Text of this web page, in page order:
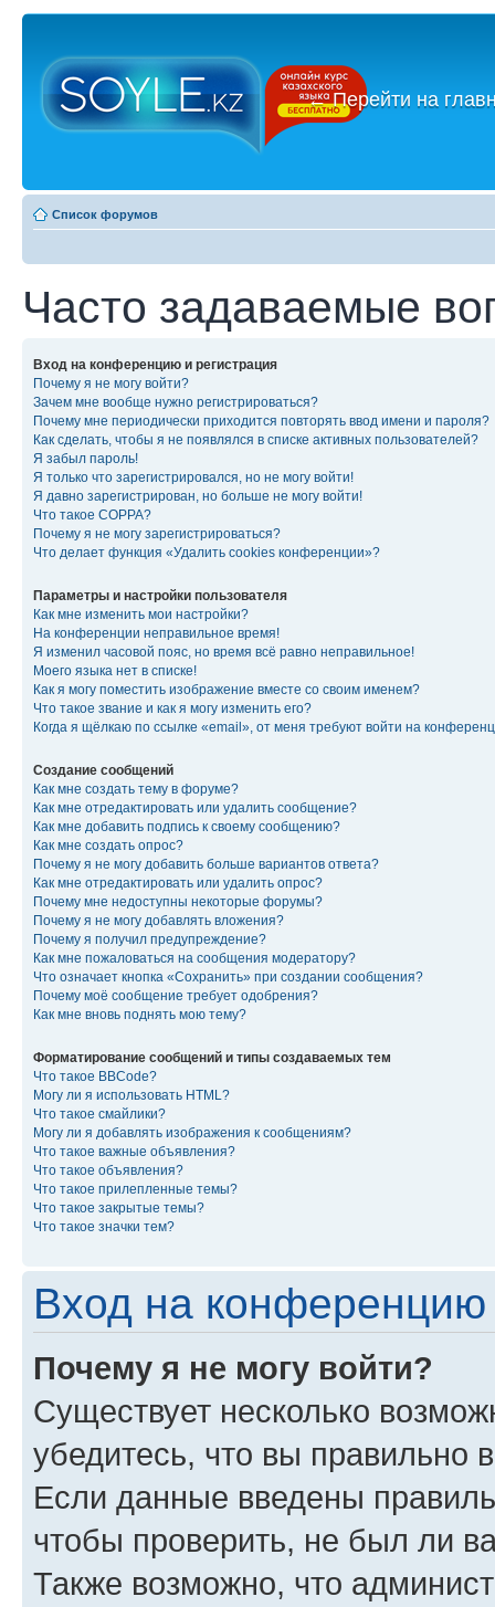
←Перейти на
Список форумов
Часто задаваемые
Вход на конференцию и регистрация
Почему я не могу войти?
Зачем мне вообще нужно регистрироваться?
Почему мне периодически приходится повторять ввод имени и пароля?
Как сделать, чтобы я не появлялся в списке активных пользователей?
Я забыл пароль!
Я только что зарегистрировался, но не могу войти!
Я давно зарегистрирован, но больше не могу войти!
Что такое COPPA?
Почему я не могу зарегистрироваться?
Что делает функция «Удалить cookies конференции»?
Параметры и настройки пользователя
Как мне изменить мои настройки?
На конференции неправильное время!
Я изменил часовой пояс, но время всё равно неправильное!
Моего языка нет в списке!
Как я могу поместить изображение вместе со своим именем?
Что такое звание и как я могу изменить его?
Когда я щёлкаю по ссылке «email», от меня требуют войти на
Создание сообщений
Как мне создать тему в форуме?
Как мне отредактировать или удалить сообщение?
Как мне добавить подпись к своему сообщению?
Как мне создать опрос?
Почему я не могу добавить больше вариантов ответа?
Как мне отредактировать или удалить опрос?
Почему мне недоступны некоторые форумы?
Почему я не могу добавлять вложения?
Почему я получил предупреждение?
Как мне пожаловаться на сообщения модератору?
Что означает кнопка «Сохранить» при создании сообщения?
Почему моё сообщение требует одобрения?
Как мне вновь поднять мою тему?
Форматирование сообщений и типы создаваемых тем
Что такое BBCode?
Могу ли я использовать HTML?
Что такое смайлики?
Могу ли я добавлять изображения к сообщениям?
Что такое важные объявления?
Что такое объявления?
Что такое прилепленные темы?
Что такое закрытые темы?
Что такое значки тем?
Вход на конференцию
Почему я не могу войти?
Существует несколько
убедитесь, что вы правильно
Если данные введены
чтобы проверить, не был ли
Также возможно, что